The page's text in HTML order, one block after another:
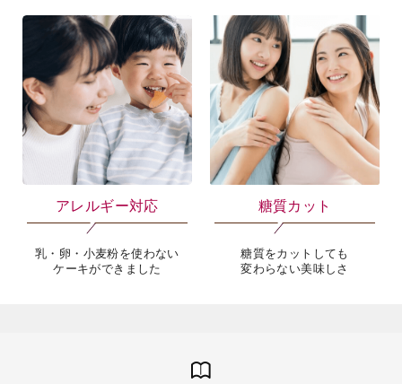
アレルギー対応
乳・卵・小麦粉を使わない
ケーキができました
糖質カット
糖質をカットしても
変わらない美味しさ